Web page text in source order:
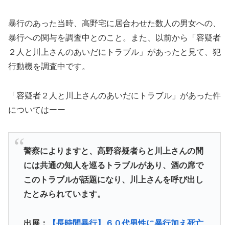
暴行のあった当時、高野宅に居合わせた数人の男女への、
暴行への関与を調査中とのこと。また、以前から「容疑者
２人と川上さんのあいだにトラブル」があったと見て、犯
行動機を調査中です。
「容疑者２人と川上さんのあいだにトラブル」があった件
についてはーー
警察によりますと、高野容疑者らと川上さんの間
には共通の知人を巡るトラブルがあり、酒の席で
このトラブルが話題になり、川上さんを呼び出し
たとみられています。